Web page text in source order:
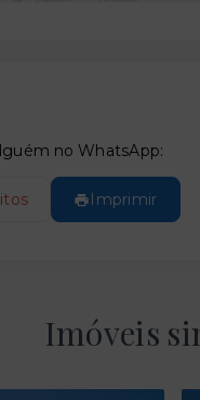
no WhatsApp:
Imprimir
Imóveis